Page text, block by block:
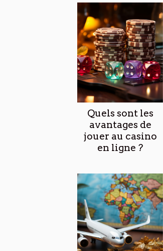
Quels sont les
avantages de
jouer au casino
en ligne ?